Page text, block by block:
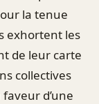
la tenue
exhortent les
de leur carte
collectives
d’une